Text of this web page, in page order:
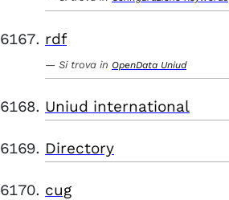
rdf
Si trova in OpenData Uniud
Uniud international
Directory
cug